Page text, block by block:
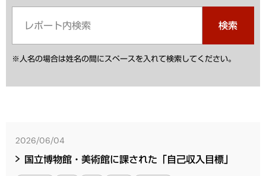
検索
※人名の場合は姓名の間にスペースを入れて検索してください。
2026/06/04
国立博物館・美術館に課された「自己収入目標」